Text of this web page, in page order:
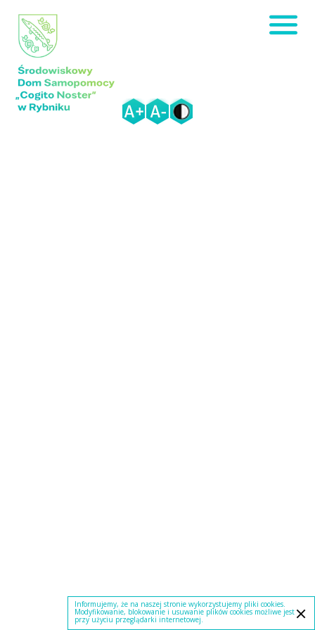
Informujemy, że na naszej stronie wykorzystujemy pliki cookies.
Modyfikowanie, blokowanie i usuwanie plików cookies możliwe jest
przy użyciu przeglądarki internetowej.